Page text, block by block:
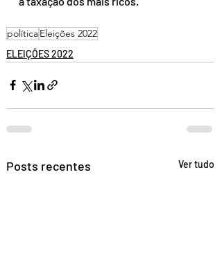
políticaEleições 2022
ELEIÇÕES 2022
Posts recentes Ver tudo